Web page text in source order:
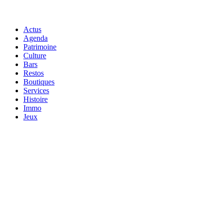
Actus
Agenda
Patrimoine
Culture
Bars
Restos
Boutiques
Services
Histoire
Immo
Jeux